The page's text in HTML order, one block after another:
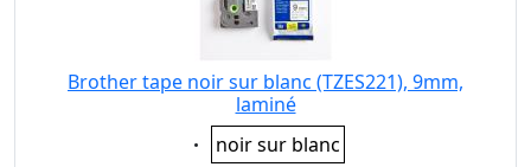
Brother tape noir sur blanc (TZES221), 9mm,
laminé
Eigenschaft:
noir sur blanc